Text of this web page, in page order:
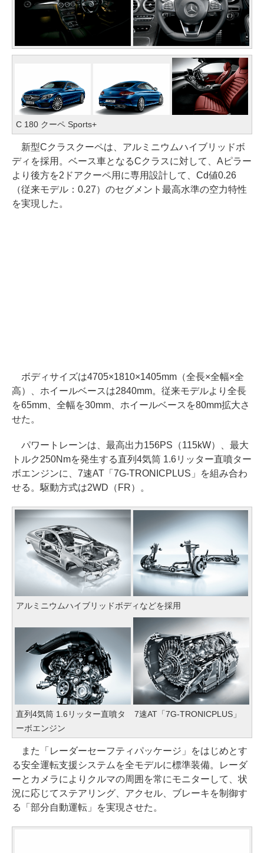
C 180 クーペ Sports+
新型Cクラスクーペは、アルミニウムハイブリッドボ
ディを採用。ベース車となるCクラスに対して、Aピラー
より後方を2ドアクーペ用に専用設計して、Cd値0.26
（従来モデル：0.27）のセグメント最高水準の空力特性
を実現した。
ボディサイズは4705×1810×1405mm（全長×全幅×全
高）、ホイールベースは2840mm。従来モデルより全長
を65mm、全幅を30mm、ホイールベースを80mm拡大さ
せた。
パワートレーンは、最高出力156PS（115kW）、最大
トルク250Nmを発生する直列4気筒 1.6リッター直噴ター
ボエンジンに、7速AT「7G-TRONICPLUS」を組み合わ
せる。駆動方式は2WD（FR）。
アルミニウムハイブリッドボディなどを採用
直列4気筒 1.6リッター直噴タ
ーボエンジン
7速AT「7G-TRONICPLUS」
また「レーダーセーフティパッケージ」をはじめとす
る安全運転支援システムを全モデルに標準装備。レーダ
ーとカメラによりクルマの周囲を常にモニターして、状
況に応じてステアリング、アクセル、ブレーキを制御す
る「部分自動運転」を実現させた。